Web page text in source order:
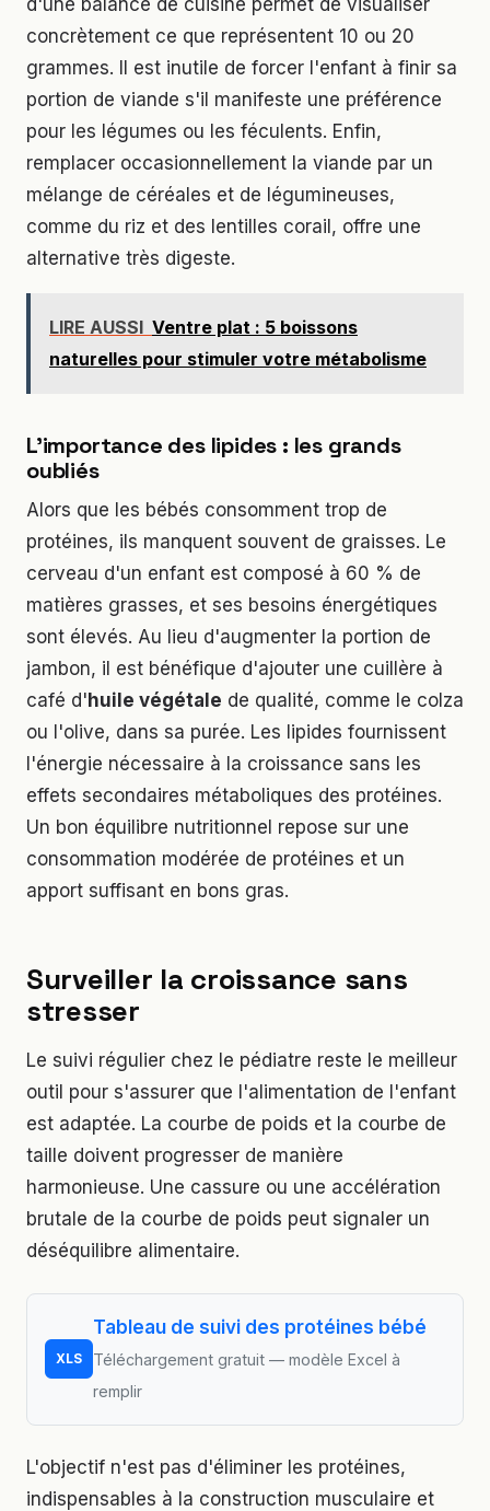
d'une balance de cuisine permet de visualiser
concrètement ce que représentent 10 ou 20
grammes. Il est inutile de forcer l'enfant à finir sa
portion de viande s'il manifeste une préférence
pour les légumes ou les féculents. Enfin,
remplacer occasionnellement la viande par un
mélange de céréales et de légumineuses,
comme du riz et des lentilles corail, offre une
alternative très digeste.
LIRE AUSSI Ventre plat : 5 boissons
naturelles pour stimuler votre métabolisme
L'importance des lipides : les grands
oubliés
Alors que les bébés consomment trop de
protéines, ils manquent souvent de graisses. Le
cerveau d'un enfant est composé à 60 % de
matières grasses, et ses besoins énergétiques
sont élevés. Au lieu d'augmenter la portion de
jambon, il est bénéfique d'ajouter une cuillère à
café d' huile végétale de qualité, comme le colza
ou l'olive, dans sa purée. Les lipides fournissent
l'énergie nécessaire à la croissance sans les
effets secondaires métaboliques des protéines.
Un bon équilibre nutritionnel repose sur une
consommation modérée de protéines et un
apport suffisant en bons gras.
Surveiller la croissance sans
stresser
Le suivi régulier chez le pédiatre reste le meilleur
outil pour s'assurer que l'alimentation de l'enfant
est adaptée. La courbe de poids et la courbe de
taille doivent progresser de manière
harmonieuse. Une cassure ou une accélération
brutale de la courbe de poids peut signaler un
déséquilibre alimentaire.
XLS
Tableau de suivi des protéines bébé
Téléchargement gratuit — modèle Excel à
remplir
L'objectif n'est pas d'éliminer les protéines,
indispensables à la construction musculaire et